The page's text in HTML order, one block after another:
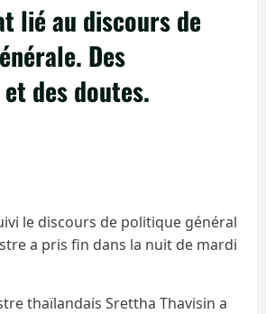
lié au discours de
Des
des doutes.
le discours de politique général
a pris fin dans la nuit de mardi
thaïlandais Srettha Thavisin a